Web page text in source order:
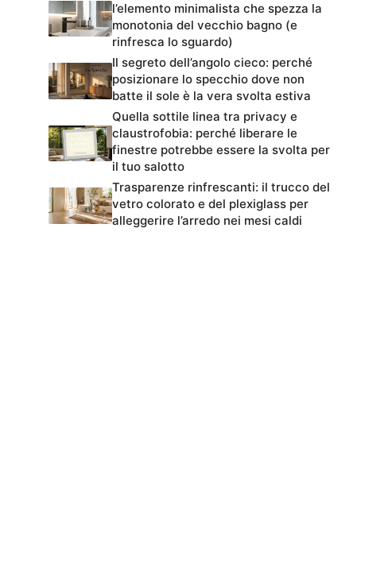
l’elemento minimalista che spezza la
monotonia del vecchio bagno (e
rinfresca lo sguardo)
Il segreto dell’angolo cieco: perché
posizionare lo specchio dove non
batte il sole è la vera svolta estiva
Quella sottile linea tra privacy e
claustrofobia: perché liberare le
finestre potrebbe essere la svolta per
il tuo salotto
Trasparenze rinfrescanti: il trucco del
vetro colorato e del plexiglass per
alleggerire l’arredo nei mesi caldi